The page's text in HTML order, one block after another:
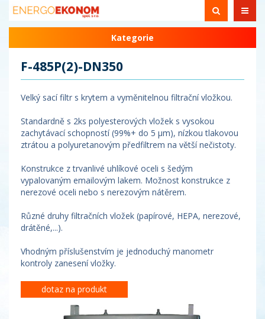
Kategorie
F-485P(2)-DN350
Velký sací filtr s krytem a vyměnitelnou filtrační vložkou.
Standardně s 2ks polyesterových vložek s vysokou
zachytávací schopností (99%+ do 5 µm), nízkou tlakovou
ztrátou a polyuretanovým předfiltrem na větší nečistoty.
Konstrukce z trvanlivé uhlíkové oceli s šedým
vypalovaným emailovým lakem. Možnost konstrukce z
nerezové oceli nebo s nerezovým nátěrem.
Různé druhy filtračních vložek (papírové, HEPA, nerezové,
drátěné,...).
Vhodným příslušenstvím je jednoduchý manometr
kontroly zanesení vložky.
dotaz na produkt